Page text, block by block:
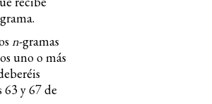
n-gramas
uno o más
y 67 de